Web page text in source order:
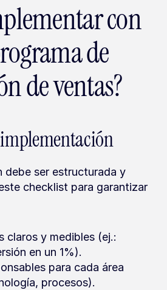
con
de
de ventas?
debe ser estructurada y
checklist para garantizar
claros y medibles (ej.:
en un 1%).
para cada área
procesos).